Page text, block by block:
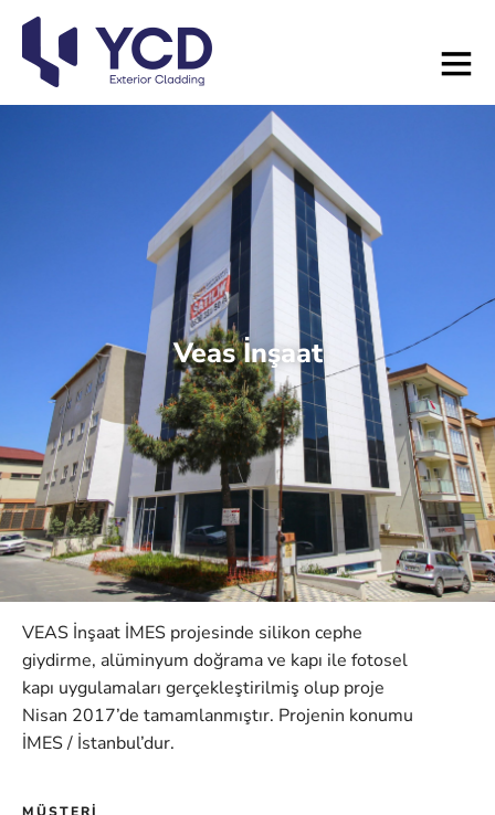
Veas İnşaat
VEAS İnşaat İMES projesinde silikon cephe
giydirme, alüminyum doğrama ve kapı ile fotosel
kapı uygulamaları gerçekleştirilmiş olup proje
Nisan 2017’de tamamlanmıştır. Projenin konumu
İMES / İstanbul’dur.